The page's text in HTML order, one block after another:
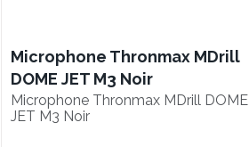
Microphone Thronmax MDrill
DOME JET M3 Noir
Microphone Thronmax MDrill DOME
JET M3 Noir